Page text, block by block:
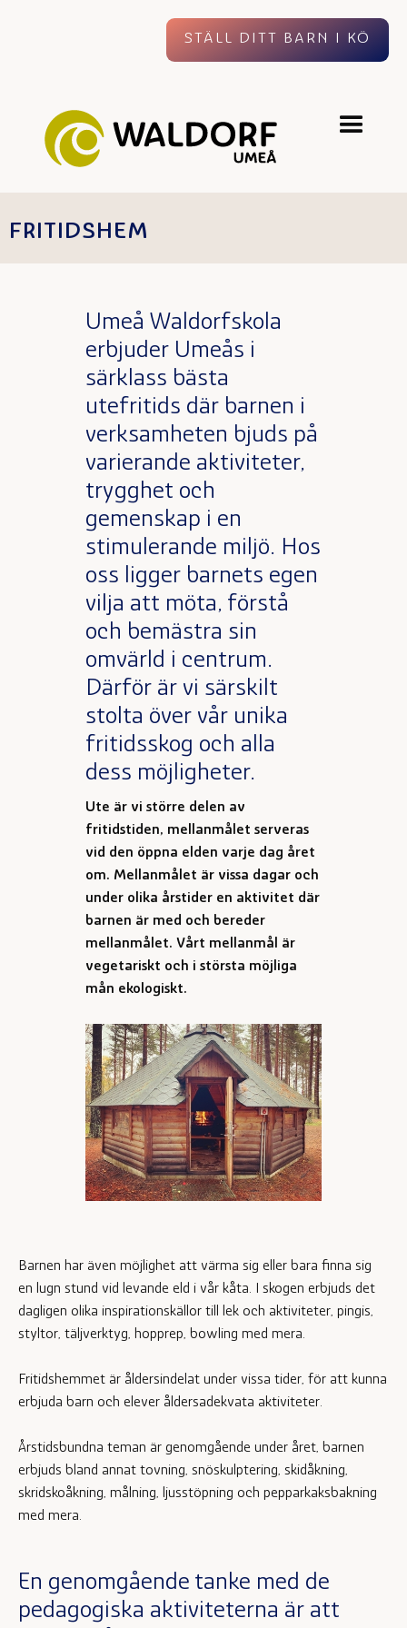
STÄLL DITT BARN I KÖ
FRITIDSHEM
Umeå Waldorfskola
erbjuder Umeås i
särklass bästa
utefritids där barnen i
verksamheten bjuds på
varierande aktiviteter,
trygghet och
gemenskap i en
stimulerande miljö. Hos
oss ligger barnets egen
vilja att möta, förstå
och bemästra sin
omvärld i centrum.
Därför är vi särskilt
stolta över vår unika
fritidsskog och alla
dess möjligheter.
Ute är vi större delen av
fritidstiden, mellanmålet serveras
vid den öppna elden varje dag året
om. Mellanmålet är vissa dagar och
under olika årstider en aktivitet där
barnen är med och bereder
mellanmålet. Vårt mellanmål är
vegetariskt och i största möjliga
mån ekologiskt.
Barnen har även möjlighet att värma sig eller bara finna sig
en lugn stund vid levande eld i vår kåta. I skogen erbjuds det
dagligen olika inspirationskällor till lek och aktiviteter, pingis,
styltor, täljverktyg, hopprep, bowling med mera.
Fritidshemmet är åldersindelat under vissa tider, för att kunna
erbjuda barn och elever åldersadekvata aktiviteter.
Årstidsbundna teman är genomgående under året, barnen
erbjuds bland annat tovning, snöskulptering, skidåkning,
skridskoåkning, målning, ljusstöpning och pepparkaksbakning
med mera.
En genomgående tanke med de
pedagogiska aktiviteterna är att